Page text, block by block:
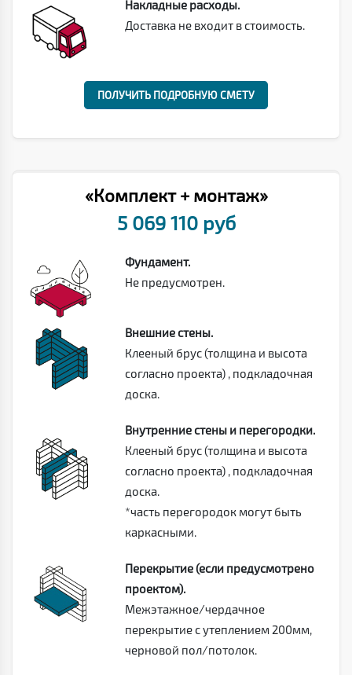
Накладные расходы.
Доставка не входит в стоимость.
ПОЛУЧИТЬ ПОДРОБНУЮ СМЕТУ
«Комплект + монтаж»
5 069 110 руб
Фундамент.
Не предусмотрен.
Внешние стены.
Клееный брус (толщина и высота
согласно проекта) , подкладочная
доска.
Внутренние стены и перегородки.
Клееный брус (толщина и высота
согласно проекта) , подкладочная
доска.
*часть перегородок могут быть
каркасными.
Перекрытие (если предусмотрено
проектом).
Межэтажное/чердачное
перекрытие с утеплением 200мм,
черновой пол/потолок.